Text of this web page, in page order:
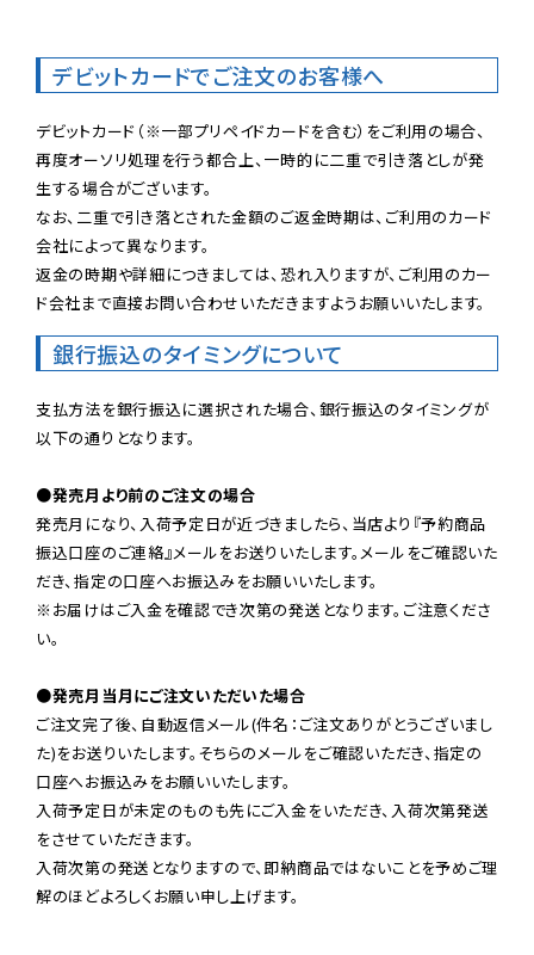
デビットカードでご注文のお客様へ
デビットカード（※一部プリペイドカードを含む）をご利用の場合、
再度オーソリ処理を行う都合上、一時的に二重で引き落としが発
生する場合がございます。
なお、二重で引き落とされた金額のご返金時期は、ご利用のカード
会社によって異なります。
返金の時期や詳細につきましては、恐れ入りますが、ご利用のカー
ド会社まで直接お問い合わせいただきますようお願いいたします。
銀行振込のタイミングについて
支払方法を銀行振込に選択された場合、銀行振込のタイミングが
以下の通りとなります。
●発売月より前のご注文の場合
発売月になり、入荷予定日が近づきましたら、当店より『予約商品
振込口座のご連絡』メールをお送りいたします。メールをご確認いた
だき、指定の口座へお振込みをお願いいたします。
※お届けはご入金を確認でき次第の発送となります。ご注意くださ
い。
●発売月当月にご注文いただいた場合
ご注文完了後、自動返信メール(件名：ご注文ありがとうございまし
た)をお送りいたします。そちらのメールをご確認いただき、指定の
口座へお振込みをお願いいたします。
入荷予定日が未定のものも先にご入金をいただき、入荷次第発送
をさせていただきます。
入荷次第の発送となりますので、即納商品ではないことを予めご理
解のほどよろしくお願い申し上げます。